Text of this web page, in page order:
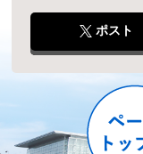
ポスト